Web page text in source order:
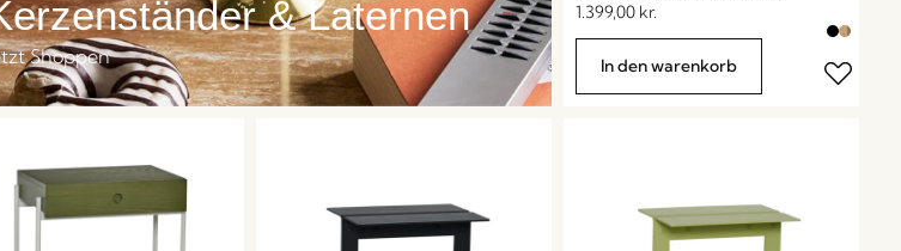
& Laternen
Shoppen
1.399,00 kr.
In den warenkorb